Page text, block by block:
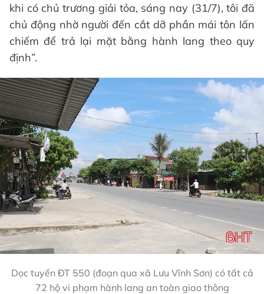
khi có chủ trương giải tỏa, sáng nay (31/7), tôi đã
chủ động nhờ người đến cắt dỡ phần mái tôn lấn
chiếm để trả lại mặt bằng hành lang theo quy
định”.
Dọc tuyến ĐT 550 (đoạn qua xã Lưu Vĩnh Sơn) có tất cả
72 hộ vi phạm hành lang an toàn giao thông